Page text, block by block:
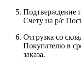
Подтверждение
Счету на р/с
Отгрузка со
Покупателю в
заказа.